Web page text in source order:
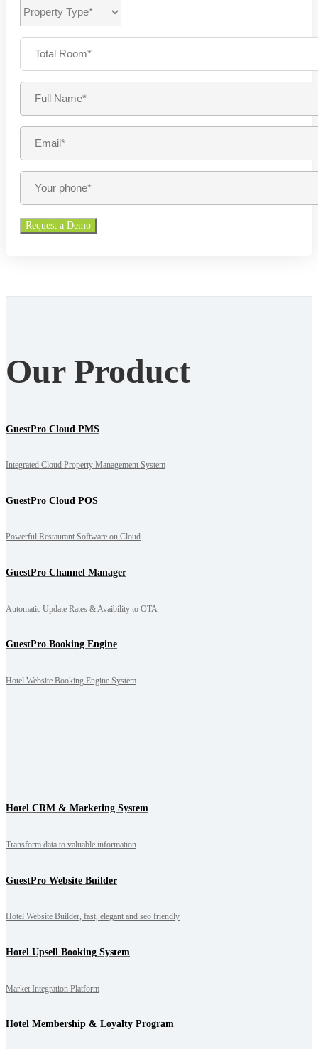
Our Product
GuestPro Cloud PMS
Integrated Cloud Property Management System
GuestPro Cloud POS
Powerful Restaurant Software on Cloud
GuestPro Channel Manager
Automatic Update Rates & Avaibility to OTA
GuestPro Booking Engine
Hotel Website Booking Engine System
Hotel CRM & Marketing System
Transform data to valuable information
GuestPro Website Builder
Hotel Website Builder, fast, elegant and seo friendly
Hotel Upsell Booking System
Market Integration Platform
Hotel Membership & Loyalty Program